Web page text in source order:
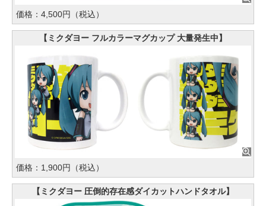
価格：4,500円（税込）
【ミクダヨー フルカラーマグカップ 大量発生中】
価格：1,900円（税込）
【ミクダヨー 圧倒的存在感ダイカットハンドタオル】